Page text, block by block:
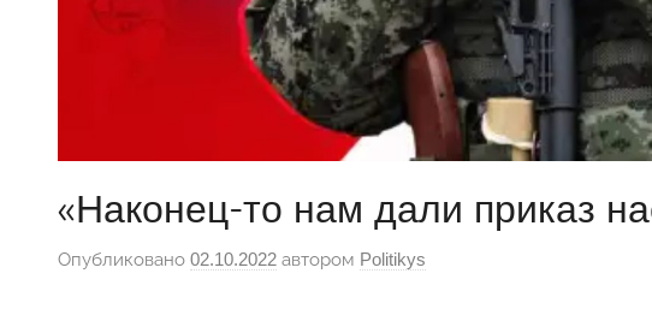
«Наконец-то нам дали приказ
Опубликовано 02.10.2022 автором Politikys